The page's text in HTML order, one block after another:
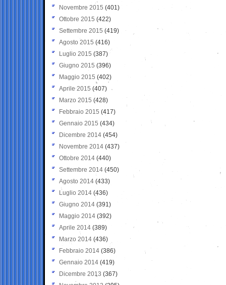
Novembre 2015 (401)
Ottobre 2015 (422)
Settembre 2015 (419)
Agosto 2015 (416)
Luglio 2015 (387)
Giugno 2015 (396)
Maggio 2015 (402)
Aprile 2015 (407)
Marzo 2015 (428)
Febbraio 2015 (417)
Gennaio 2015 (434)
Dicembre 2014 (454)
Novembre 2014 (437)
Ottobre 2014 (440)
Settembre 2014 (450)
Agosto 2014 (433)
Luglio 2014 (436)
Giugno 2014 (391)
Maggio 2014 (392)
Aprile 2014 (389)
Marzo 2014 (436)
Febbraio 2014 (386)
Gennaio 2014 (419)
Dicembre 2013 (367)